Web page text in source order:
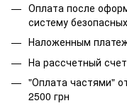
Оплата после
систему
Наложенным
На рассчетный
"Оплата частями"
2500 грн